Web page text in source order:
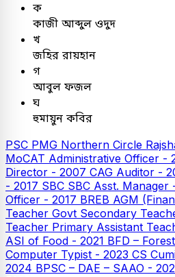
ক
কাজী আব্দুল ওদুদ
খ
জহির রায়হান
গ
আবুল ফজল
ঘ
হুমায়ুন কবির
PSC PMG Northern Circle
MoCAT Administrative Officer -
Director - 2007 CAG Auditor -
- 2017 SBC SBC Asst. Manager
Officer - 2017 BREB AGM
Teacher Govt Secondary
Teacher Primary Assistant
ASI of Food - 2021 BFD –
Computer Typist - 2023 CS
2024 BPSC – DAE – SAAO -